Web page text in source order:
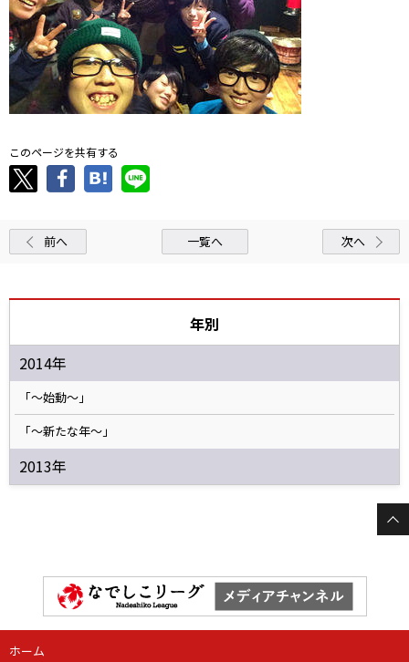
このページを共有する
前へ 一覧へ 次へ
年別
2014年
「～始動～」
「～新たな年～」
2013年
ホーム